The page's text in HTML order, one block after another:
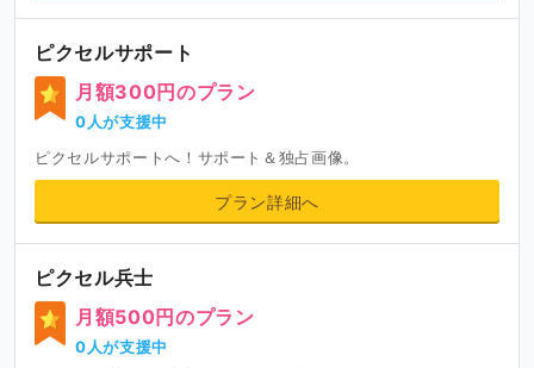
ピクセルサポート
月額300円のプラン
0人が支援中
ピクセルサポートへ！サポート＆独占画像。
プラン詳細へ
ピクセル兵士
月額500円のプラン
0人が支援中